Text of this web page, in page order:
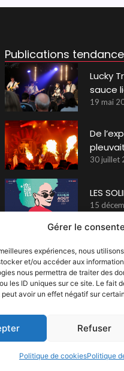
Gérer le
expériences, nous
et/ou accéder aux
nous permettra de traiter des
les ID uniques sur ce site. Le fait
avoir un effet négatif sur
Refuser
Politique de cookiesPolitique
Publications tendance
Lucky
sauce
19 mai
De
30 juillet
LES
15
Un
30 avril